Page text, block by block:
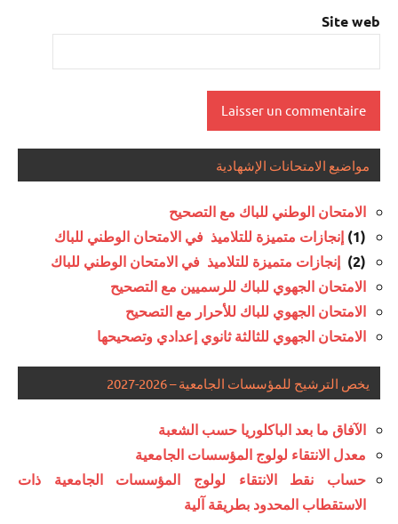
Site web
مواضيع الامتحانات الإشهادية
الامتحان الوطني للباك مع التصحيح
(1)
إنجازات متميزة للتلاميذ في الامتحان الوطني للباك
(2)
إنجازات متميزة للتلاميذ في الامتحان الوطني للباك
الامتحان الجهوي للباك للرسميين مع التصحيح
الامتحان الجهوي للباك للأحرار مع التصحيح
الامتحان الجهوي للثالثة ثانوي إعدادي وتصحيحها
يخص الترشيح للمؤسسات الجامعية – 2026-2027
الآفاق ما بعد الباكلوريا حسب الشعبة
معدل الانتقاء لولوج المؤسسات الجامعية
حساب نقط الانتقاء لولوج المؤسسات الجامعية ذات
الاستقطاب المحدود بطريقة آلية